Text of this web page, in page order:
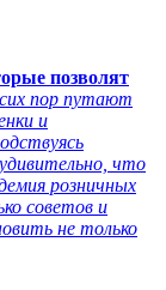
позволят
пор путают
и
что
розничных
советов и
не только